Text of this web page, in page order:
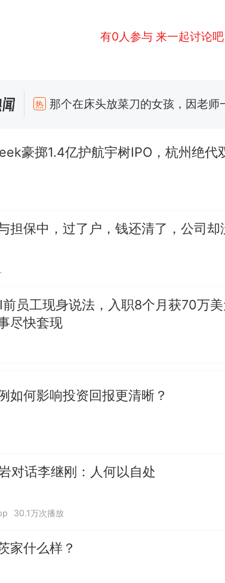
有0人参与 来一起讨论吧
新 制裁瓜子饺子，美国怕什么？
费大厨“全国小炒肉大王”称号，仅凭
男子上山采菌偶然发现鸡枞菌窝，原
美国渔民钓获鲨鱼徒手将其拽回大海
笔试第一被第二名传话劝弃考 官方通
那个在床头放菜刀的女孩，因老师
豪掷1.4亿护航宇树IPO，杭州绝代
担保中，过了户，钱还清了，公司却
员工现身说法，入职8个月获70万
尽快套现
如何影响投资回报更清晰？
对话李继刚：人何以自处
30.1万次播放
家什么样？